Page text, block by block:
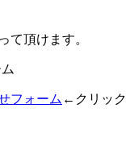
て頂けます。
フォーム ←クリック